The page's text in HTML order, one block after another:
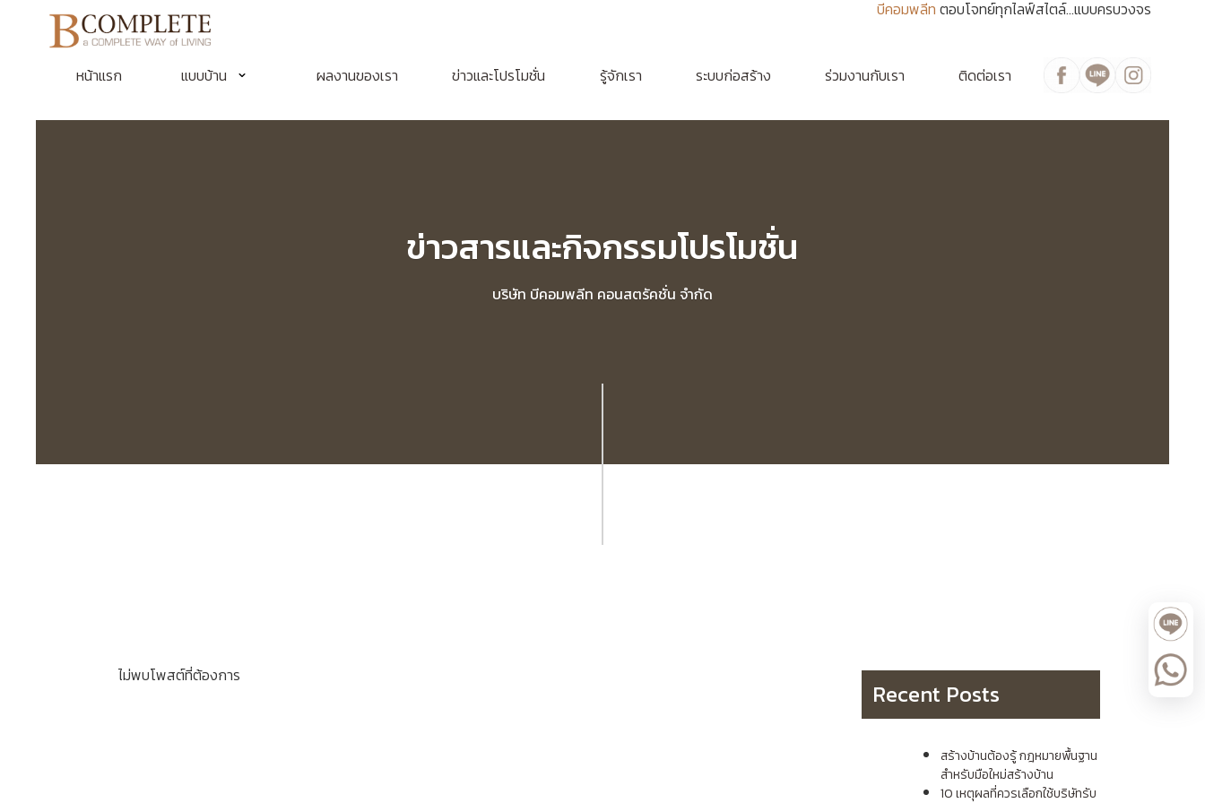
บีคอมพลีท ตอบโจทย์ทุกไลฟ์สไตล์...แบบครบวงจร
หน้าแรก แบบบ้าน ผลงานของเรา ข่าวและโปรโมชั่น รู้จักเรา ระบบก่อสร้าง ร่วมงานกับเรา ติดต่อเรา
ข่าวสารและกิจกรรมโปรโมชั่น
บริษัท บีคอมพลีท คอนสตรัคชั่น จำกัด
ไม่พบโพสต์ที่ต้องการ
Recent Posts
สร้างบ้านต้องรู้ กฎหมายพื้นฐาน
สำหรับมือใหม่สร้างบ้าน
10 เหตุผลที่ควรเลือกใช้บริษัทรับ